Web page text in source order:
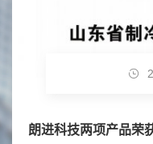
朗进科技两项产品荣